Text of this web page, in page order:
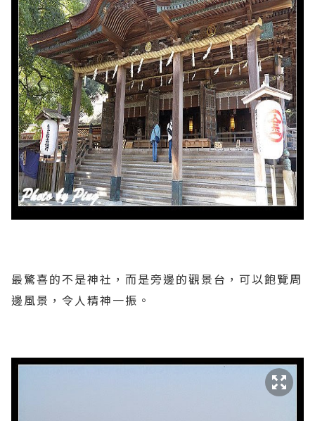
最驚喜的不是神社，而是旁邊的觀景台，可以飽覽周
邊風景，令人精神一振。